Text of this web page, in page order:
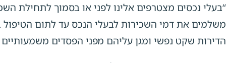
“בעלי נכסים מצטרפים אלינו לפני או בסמוך לתחילת
משלמים את דמי השכירות לבעלי הנכס עד לתום הטיפול
הדירות שקט נפשי ומגן עליהם מפני הפסדים